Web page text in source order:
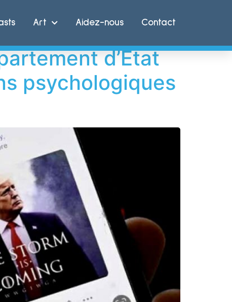
Art Aidez-nous Contact
d’État
psychologiques